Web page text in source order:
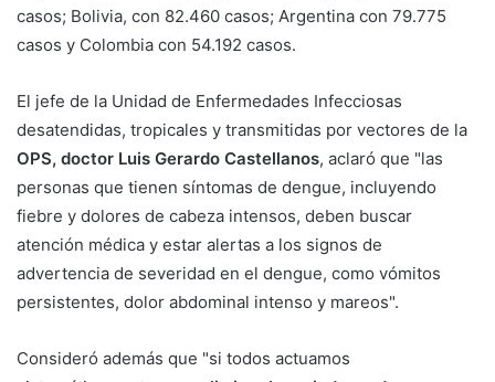
casos; Bolivia, con 82.460 casos; Argentina con 79.775
casos y Colombia con 54.192 casos.
El jefe de la Unidad de Enfermedades Infecciosas
desatendidas, tropicales y transmitidas por vectores de la
OPS, doctor Luis Gerardo Castellanos, aclaró que "las
personas que tienen síntomas de dengue, incluyendo
fiebre y dolores de cabeza intensos, deben buscar
atención médica y estar alertas a los signos de
advertencia de severidad en el dengue, como vómitos
persistentes, dolor abdominal intenso y mareos".
Consideró además que "si todos actuamos